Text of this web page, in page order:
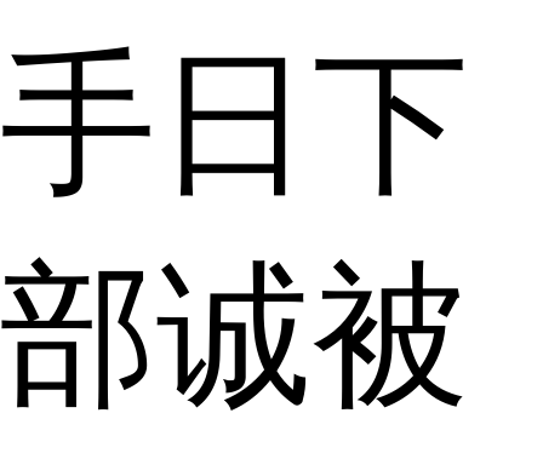
手日下
部诚被